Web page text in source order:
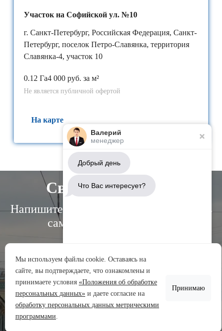
Участок на Софийской ул. №10
г. Санкт-Петербург, Российская Федерация, Санкт-
Петербург, поселок Петро-Славянка, территория
Славянка-4, участок 10
0.12 Га4 000 руб. за м²
Не является публичной офертой
На карте
Свяжитесь с нами
Напишите нам, и мы свяжемся с вами в
самое ближайшее время:
Валерий
менеджер
Добрый день
Что Вас интересует?
Аренда участков
Продажа участков
Задать вопрос
Мы используем файлы cookie. Оставаясь на
сайте, вы подтверждаете, что ознакомлены и
принимаете условия «Положения об обработке
персональных данных» и даете согласие на
обработку персональных данных метрическими
программами.
Принимаю